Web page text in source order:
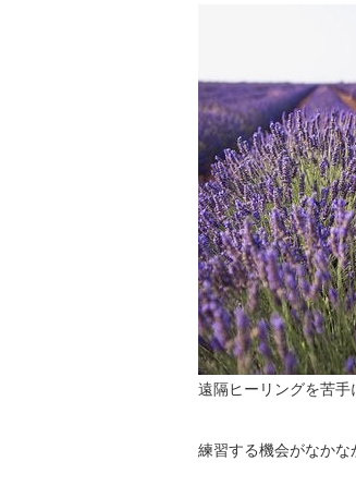
遠隔ヒーリングを苦手
練習する機会がなかな